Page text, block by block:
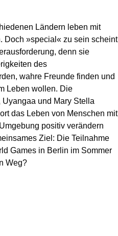
Ländern leben mit
Doch »special« zu sein scheint
denn sie
des
wahre Freunde finden und
Leben wollen. Die
und Mary Stella
das Leben von Menschen mit
positiv verändern
Ziel: Die Teilnahme
Games in Berlin im Sommer
Weg?